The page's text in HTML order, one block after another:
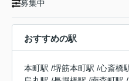
募集中
おすすめの駅
本町駅 /堺筋本町駅 /心斎橋